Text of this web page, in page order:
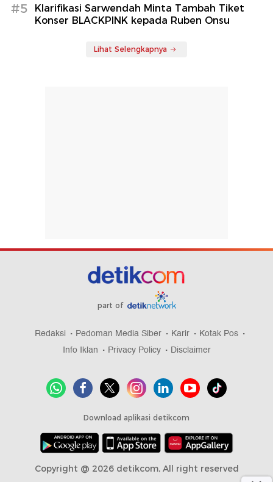
#5
Klarifikasi Sarwendah Minta Tambah Tiket
Konser BLACKPINK kepada Ruben Onsu
Lihat Selengkapnya
part of
Redaksi Pedoman Media Siber Karir
Kotak Pos
Info Iklan
Privacy Policy Disclaimer
Download aplikasi detikcom
Copyright @ 2026 detikcom, All right reserved